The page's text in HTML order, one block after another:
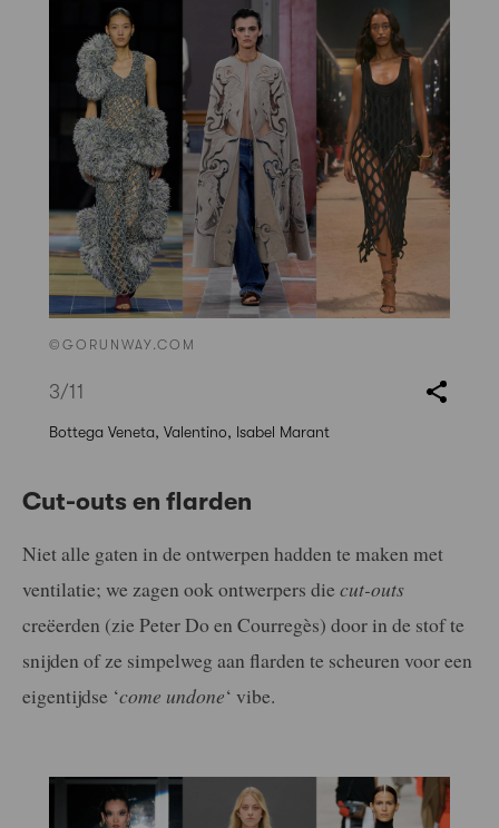
©GORUNWAY.COM
3/11
Bottega Veneta, Valentino, Isabel Marant
Cut-outs en flarden
Niet alle gaten in de ontwerpen hadden te maken met
ventilatie; we zagen ook ontwerpers die cut-outs
creëerden (zie Peter Do en Courregès) door in de stof te
snijden of ze simpelweg aan flarden te scheuren voor een
eigentijdse ‘come undone‘ vibe.